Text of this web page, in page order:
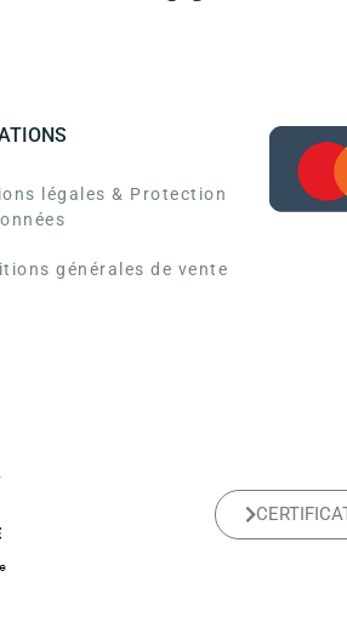
légales & Protection
générales de vente